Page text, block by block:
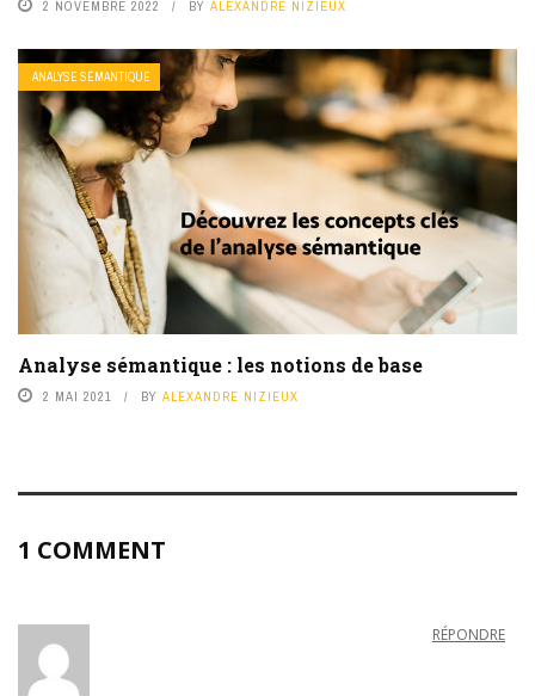
2 NOVEMBRE 2022 BY ALEXANDRE NIZIEUX
ANALYSE SÉMANTIQUE
Analyse sémantique : les notions de base
2 MAI 2021 BY ALEXANDRE NIZIEUX
1 COMMENT
RÉPONDRE